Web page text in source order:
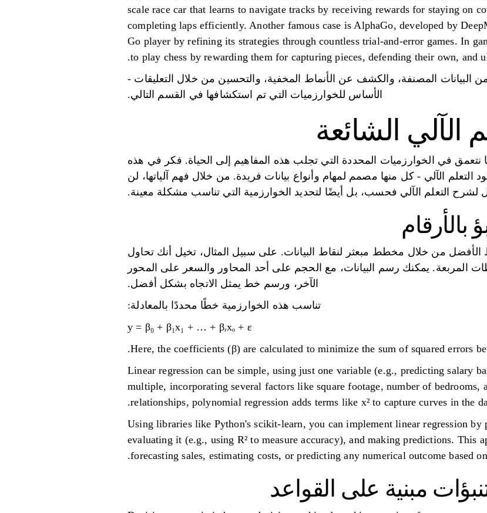
scale race car that learns to navigate tracks by receiving rewards for staying on
completing laps efficiently. Another famous case is AlphaGo, developed by
Go player by refining its strategies through countless trial-and-error games. In
to play chess by rewarding them for capturing pieces, defending their own, and
من البيانات المصنفة، والكشف عن الأنماط المخفية، والتحسين من خلال التعليقات -
الأساس للخوارزميات التي تم استكشافها في القسم التالي.
الآلي الشائعة
نتعمق في الخوارزميات المحددة التي تجلب هذه المفاهيم إلى الحياة. فكر في هذه
التعلم الآلي - كل منها مصمم لمهام وأنواع بيانات فريدة. من خلال فهم آلياتها، لن
التعلم الآلي فحسب، بل أيضًا لتحديد الخوارزمية التي تناسب مشكلة معينة.
بالأرقام
الأفضل من خلال مخطط مبعثر لنقاط البيانات. على سبيل المثال، تخيل أنك تحاول
المربعة. يمكنك رسم البيانات، مع الحجم على أحد المحاور والسعر على المحور
الآخر، ورسم خط يمثل الاتجاه بشكل أفضل.
تناسب هذه الخوارزمية خطًا محددًا بالمعادلة:
y = β₀ + β₁x₁ + … + βᵣxₒ + ε
Here, the coefficients (β) are calculated to minimize the sum of squared errors
Linear regression can be simple, using just one variable (e.g., predicting salary
multiple, incorporating several factors like square footage, number of bedrooms,
relationships, polynomial regression adds terms like x² to capture curves in the
Using libraries like Python's scikit-learn, you can implement linear regression by
evaluating it (e.g., using R² to measure accuracy), and making predictions. This
forecasting sales, estimating costs, or predicting any numerical outcome based
مبنية على القواعد